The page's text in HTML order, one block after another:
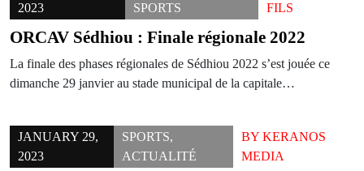
2023
SPORTS
FILS
ORCAV Sédhiou : Finale régionale 2022
La finale des phases régionales de Sédhiou 2022 s’est jouée ce
dimanche 29 janvier au stade municipal de la capitale…
JANUARY 29,
2023
SPORTS,
ACTUALITÉ
BY KERANOS
MEDIA